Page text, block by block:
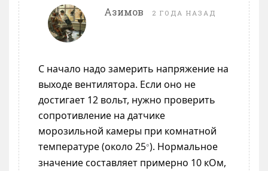
Азимов 2 ГОДА НАЗАД
С начало надо замерить напряжение на
выходе вентилятора. Если оно не
достигает 12 вольт, нужно проверить
сопротивление на датчике
морозильной камеры при комнатной
температуре (около 25°). Нормальное
значение составляет примерно 10 кОм,